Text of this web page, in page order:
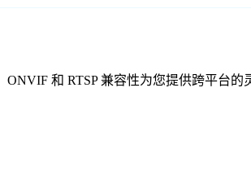
和 RTSP 兼容性为您提供跨平台